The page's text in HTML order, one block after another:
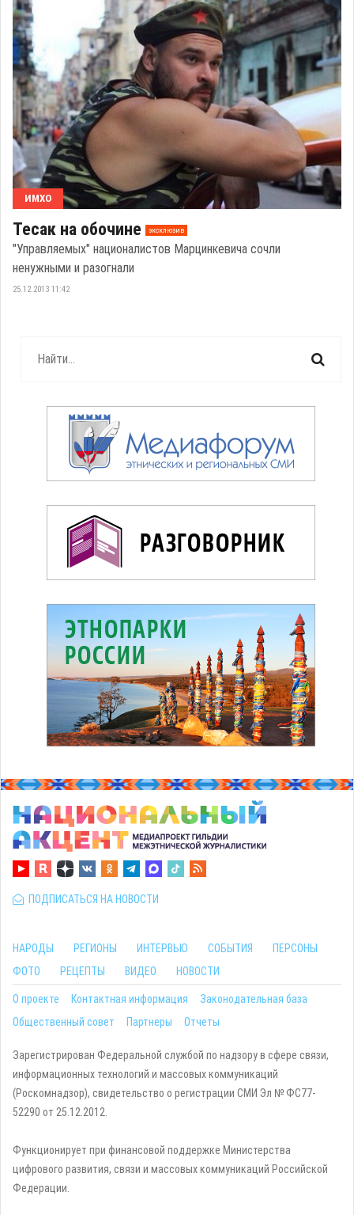
ИМХО
Тесак на обочине эксклюзив
"Управляемых" националистов Марцинкевича сочли
ненужными и разогнали
25.12.2013 11:42
ПОДПИСАТЬСЯ НА НОВОСТИ
НАРОДЫ РЕГИОНЫ ИНТЕРВЬЮ СОБЫТИЯ
ПЕРСОНЫ
ФОТО
РЕЦЕПТЫ ВИДЕО НОВОСТИ
О проекте Контактная информация
Законодательная база
Общественный совет
Партнеры Отчеты
Зарегистрирован Федеральной службой по надзору в сфере связи,
информационных технологий и массовых коммуникаций
(Роскомнадзор), свидетельство о регистрации СМИ Эл № ФС77-
52290 от 25.12.2012.
Функционирует при финансовой поддержке Министерства
цифрового развития, связи и массовых коммуникаций Российской
Федерации.